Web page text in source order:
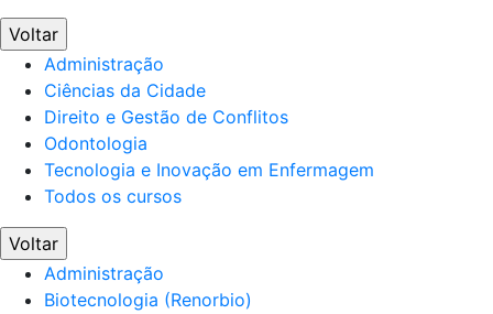
Voltar
Administração
Ciências da Cidade
Direito e Gestão de Conflitos
Odontologia
Tecnologia e Inovação em Enfermagem
Todos os cursos
Voltar
Administração
Biotecnologia (Renorbio)